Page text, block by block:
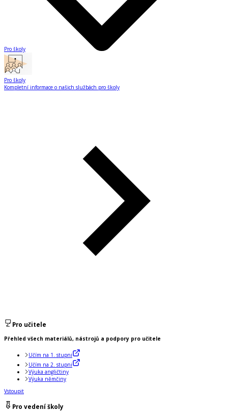
Pro školy
Pro školy
Kompletní informace o našich službách pro školy
Pro učitele
Přehled všech materiálů, nástrojů a podpory pro učitele
Učím na 1. stupni
Učím na 2. stupni
Výuka angličtiny
Výuka němčiny
Vstoupit
Pro vedení školy